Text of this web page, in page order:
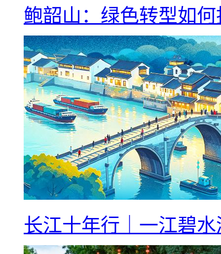
鲍韶山：绿色转型如
长江十年行｜一江碧